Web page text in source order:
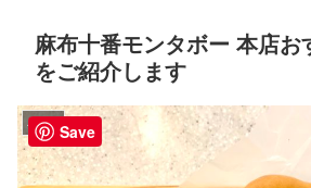
麻布十番モンタボー 本店お
をご紹介します
パン屋 Save